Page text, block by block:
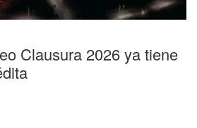
Clausura 2026 ya tiene